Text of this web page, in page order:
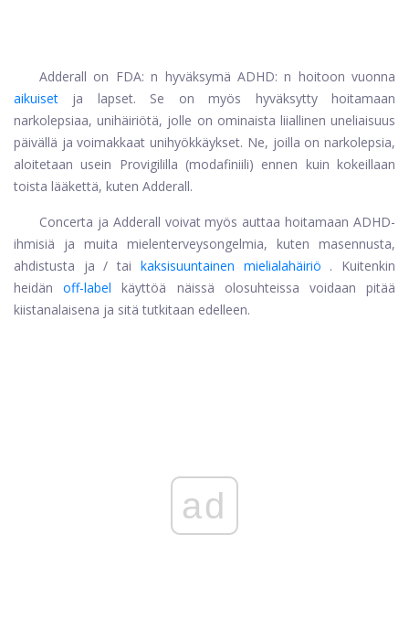
Adderall on FDA: n hyväksymä ADHD: n hoitoon vuonna
aikuiset ja lapset. Se on myös hyväksytty hoitamaan
narkolepsiaa, unihäiriötä, jolle on ominaista liiallinen uneliaisuus
päivällä ja voimakkaat unihyökkäykset. Ne, joilla on narkolepsia,
aloitetaan usein Provigililla (modafiniili) ennen kuin kokeillaan
toista lääkettä, kuten Adderall.
Concerta ja Adderall voivat myös auttaa hoitamaan ADHD-
ihmisiä ja muita mielenterveysongelmia, kuten masennusta,
ahdistusta ja / tai kaksisuuntainen mielialahäiriö . Kuitenkin
heidänoff-label käyttöä näissä olosuhteissa voidaan pitää
kiistanalaisena ja sitä tutkitaan edelleen.
ad